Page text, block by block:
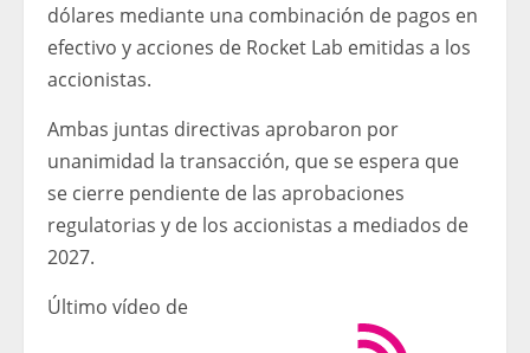
dólares mediante una combinación de pagos en
efectivo y acciones de Rocket Lab emitidas a los
accionistas.
Ambas juntas directivas aprobaron por
unanimidad la transacción, que se espera que
se cierre pendiente de las aprobaciones
regulatorias y de los accionistas a mediados de
2027.
Último vídeo de